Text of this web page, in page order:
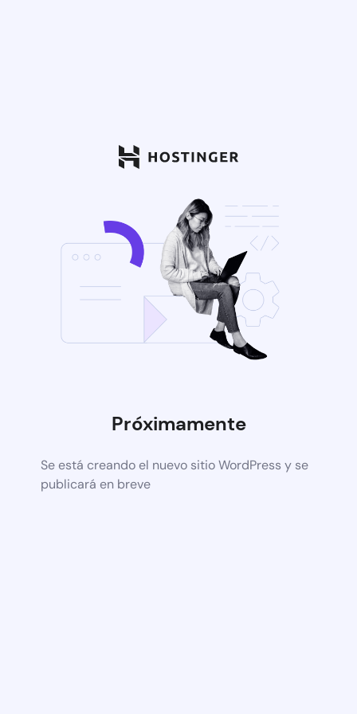
Próximamente
Se está creando el nuevo sitio WordPress y se
publicará en breve